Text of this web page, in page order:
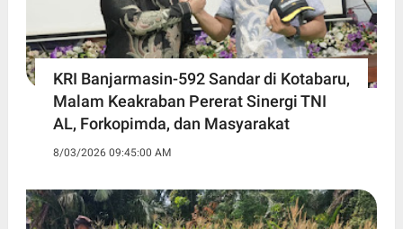
KRI Banjarmasin-592 Sandar di Kotabaru,
Malam Keakraban Pererat Sinergi TNI
AL, Forkopimda, dan Masyarakat
8/03/2026 09:45:00 AM